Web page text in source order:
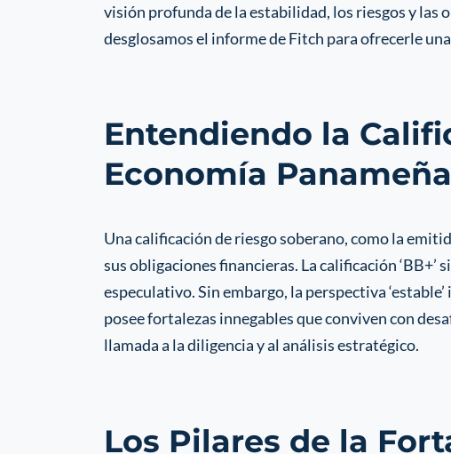
visión profunda de la estabilidad, los riesgos y las
desglosamos el informe de Fitch para ofrecerle
Entendiendo la
Economía Panameña
Una calificación de riesgo soberano, como la
sus obligaciones financieras. La calificación ‘BB+’
especulativo. Sin embargo, la perspectiva
posee fortalezas innegables que conviven con
llamada a la diligencia y al análisis estratégico.
Los Pilares de la